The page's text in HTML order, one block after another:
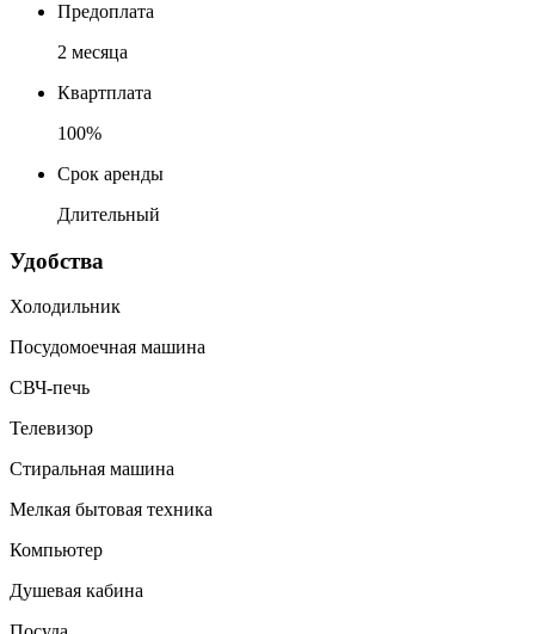
Предоплата
2 месяца
Квартплата
100%
Срок аренды
Длительный
Удобства
Холодильник
Посудомоечная машина
СВЧ-печь
Телевизор
Стиральная машина
Мелкая бытовая техника
Компьютер
Душевая кабина